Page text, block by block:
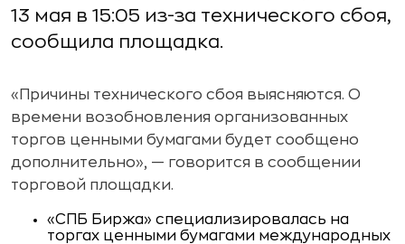
13 мая в 15:05 из-за технического сбоя,
сообщила площадка.
«Причины технического сбоя выясняются. О
времени возобновления организованных
торгов ценными бумагами будет сообщено
дополнительно», — говорится в сообщении
торговой площадки.
«СПБ Биржа» специализировалась на
торгах ценными бумагами международных